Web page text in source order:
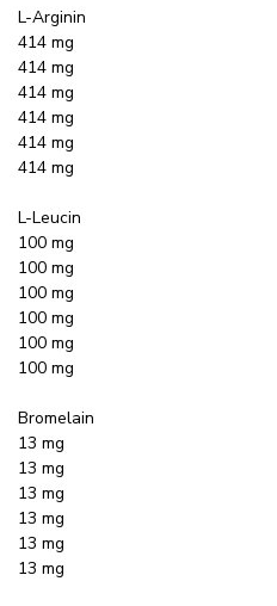
L-Arginin
414 mg
414 mg
414 mg
414 mg
414 mg
414 mg
L-Leucin
100 mg
100 mg
100 mg
100 mg
100 mg
100 mg
Bromelain
13 mg
13 mg
13 mg
13 mg
13 mg
13 mg